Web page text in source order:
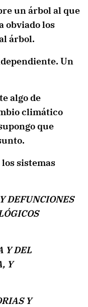
un árbol al que
obviado los
árbol.
Un
algo de
climático
que
sistemas
DEFUNCIONES
Y DEL
Y
Y